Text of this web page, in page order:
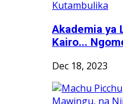
Akademia ya
Kairo...
Dec 18, 2023